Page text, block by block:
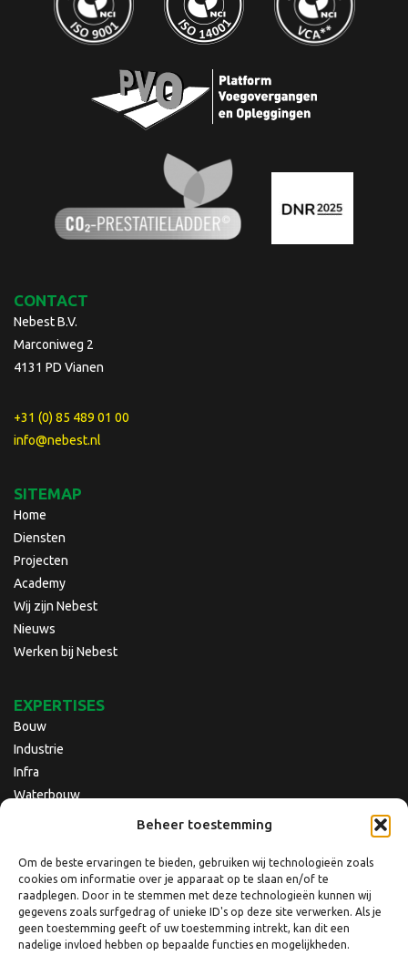
Beheer toestemming
Om de beste ervaringen te bieden, gebruiken wij technologieën zoals
cookies om informatie over je apparaat op te slaan en/of te
raadplegen. Door in te stemmen met deze technologieën kunnen wij
gegevens zoals surfgedrag of unieke ID's op deze site verwerken. Als je
geen toestemming geeft of uw toestemming intrekt, kan dit een
nadelige invloed hebben op bepaalde functies en mogelijkheden.
CONTACT
Nebest B.V.
Marconiweg 2
4131 PD Vianen
+31 (0) 85 489 01 00
info@nebest.nl
SITEMAP
Home
Diensten
Projecten
Academy
Wij zijn Nebest
Nieuws
Werken bij Nebest
EXPERTISES
Bouw
Industrie
Infra
Waterbouw